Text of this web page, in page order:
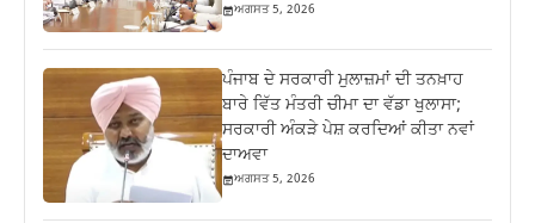
ਅਗਸਤ 5, 2026
ਪੰਜਾਬ ਦੇ ਸਰਕਾਰੀ ਮੁਲਾਜ਼ਮਾਂ ਦੀ ਤਨਖ਼ਾਹ
ਬਾਰੇ ਵਿੱਤ ਮੰਤਰੀ ਚੀਮਾ ਦਾ ਵੱਡਾ ਖੁਲਾਸਾ;
ਸਰਕਾਰੀ ਅੰਕੜੇ ਪੇਸ਼ ਕਰਦਿਆਂ ਕੀਤਾ ਨਵਾਂ
ਦਾਅਵਾ
ਅਗਸਤ 5, 2026